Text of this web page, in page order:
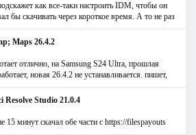
как все-таки настроить IDM, чтобы он
бы скачивать через короткое время. А то не раз
Maps 26.4.2
отлично, на Samsung S24 Ultra, прошлая
новая 26.4.2 не устанавливается. пишет,
Resolve Studio 21.0.4
15 минут скачал обе части с https://filespayouts